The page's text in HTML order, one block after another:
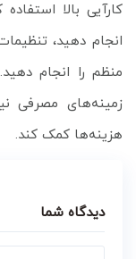
کارآیی بالا
انجام دهید،
منظم را انجام
زمینه‌های مصرفی
هزینه‌ها کمک کند.
دیدگاه شما